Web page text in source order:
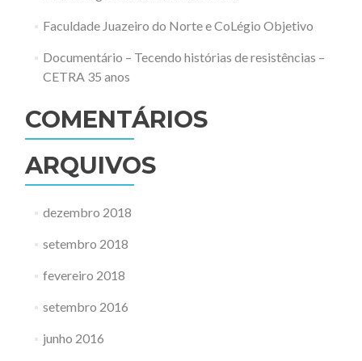
Faculdade Juazeiro do Norte e CoLégio Objetivo
Documentário – Tecendo histórias de resistências –
CETRA 35 anos
COMENTÁRIOS
ARQUIVOS
dezembro 2018
setembro 2018
fevereiro 2018
setembro 2016
junho 2016